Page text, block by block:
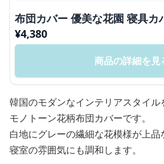
布団カバー 優美な花園 寝具カ
¥4,380
商品の詳細を見
韓国のモダンなインテリアスタイ
モノトーン花柄布団カバーです。
白地にグレーの繊細な花模様が上
寝室の雰囲気にも調和します。